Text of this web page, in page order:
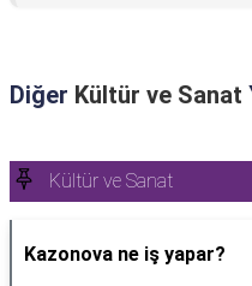
Diğer Kültür ve Sanat
Kültür ve Sanat
Kazonova ne iş yapar?